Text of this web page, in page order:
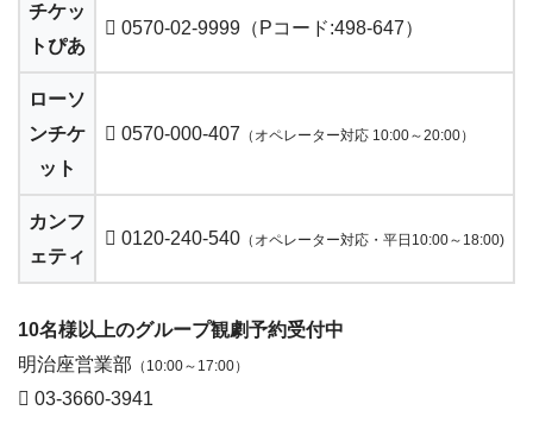
チケッ
トぴあ
0570-02-9999（Pコード:498-647）
ローソ
ンチケ
ット
0570-000-407 （オペレーター対応 10:00～20:00）
カンフ
ェティ
0120-240-540 （オペレーター対応・平日10:00～18:00)
10名様以上のグループ観劇予約受付中
明治座営業部 （10:00～17:00）
03-3660-3941